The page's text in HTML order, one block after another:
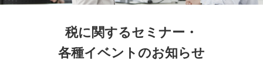
税に関するセミナー・
各種イベントのお知らせ